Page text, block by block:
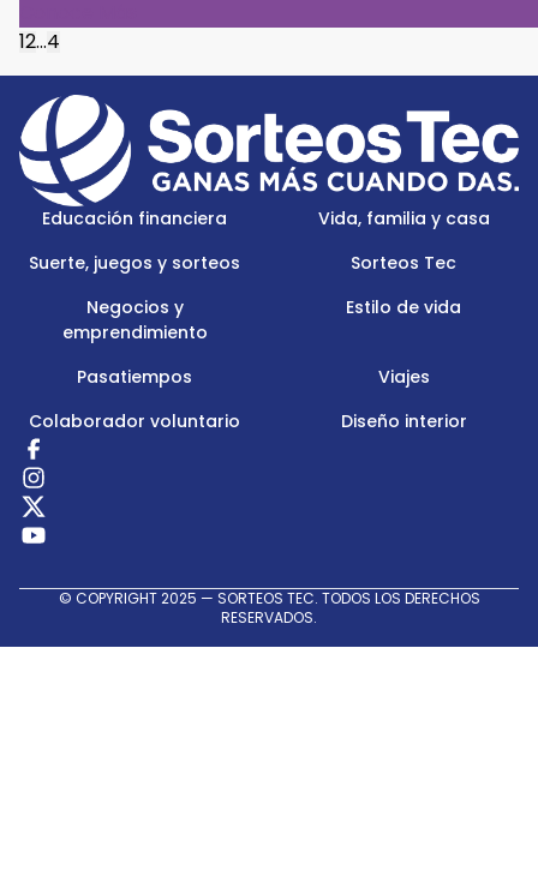
12...4
Footer
Menu
Logo
Educación financiera
Vida, familia y casa
Suerte, juegos y sorteos
Sorteos Tec
Negocios y
emprendimiento
Estilo de vida
Pasatiempos
Viajes
Colaborador voluntario
Diseño interior
Redes
Sociales
© COPYRIGHT 2025 — SORTEOS TEC. TODOS LOS DERECHOS
RESERVADOS.